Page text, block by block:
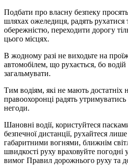
Подбати про власну безпеку
шляхах ожеледиця, радять рухатися
обережністю, переходити дорогу
цього місцях.
В жодному разі не виходьте на
автомобілем, що рухається, бо
загальмувати.
Тим водіям, які не мають достатніх
правоохоронці радять утримуватись
негоди.
Шановні водії, користуйтеся
безпечної дистанції, рухайтеся
габаритними вогнями, ближнім
швидкості руху враховуйте погодні
вимог Правил дорожнього руху та